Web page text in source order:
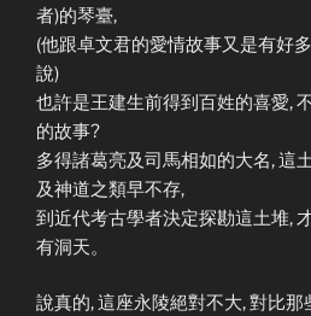
者)的琴臺,
(他跟卓文君的愛情故事又是有好
說)
也許是王建生前得到百姓的喜愛,
的故事?
多得諸葛亮及司馬相如的大名, 這
及神道之類早不存,
到近代考古學者決定探勘這土堆,
有洞天。
說真的, 這座永陵絕對不大, 對比